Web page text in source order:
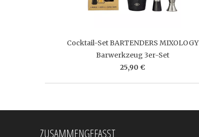
Cocktail-Set BARTENDERS MIXOLOGY
Barwerkzeug 3er-Set
25,90 €
ZUSAMMENGEFASST